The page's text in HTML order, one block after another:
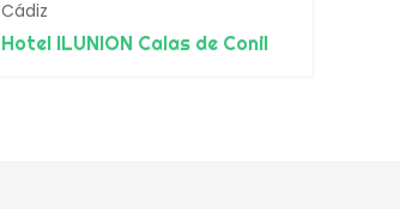
Cádiz
Hotel ILUNION Calas de Conil